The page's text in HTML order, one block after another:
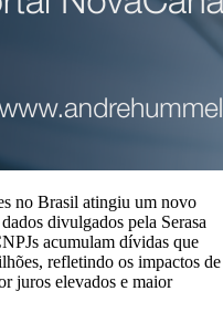
no Brasil atingiu um novo
divulgados pela Serasa
acumulam dívidas que
refletindo os impactos de
juros elevados e maior